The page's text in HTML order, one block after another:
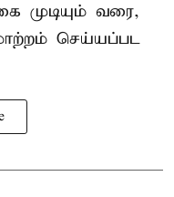
முடியும் வரை,
செய்யப்பட